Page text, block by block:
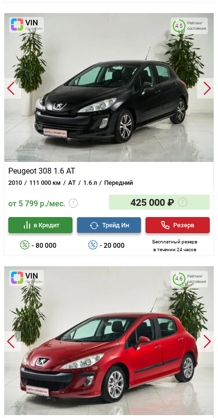
Peugeot 308 1.6 AT
2010 111 000 км AT 1.6 л Передний
Рейтинг
состояния
4.5
от 5 799 р./мес. 425 000 ₽
- 80 000
в Кредит
- 20 000
Трейд Ин
Бесплатный резерв
в течении 24 часов
Резерв
Рейтинг
состояния
4.6